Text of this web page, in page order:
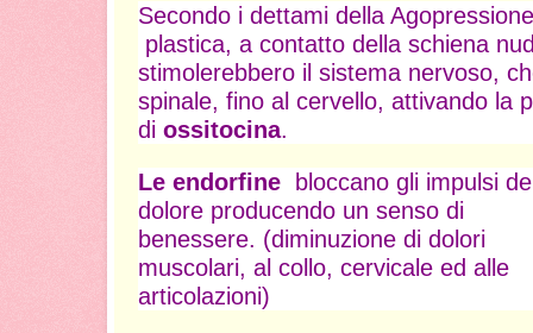
Secondo i dettami della
plastica, a contatto della schiena
stimolerebbero il sistema nervoso,
spinale, fino al cervello, attivando la
di ossitocina.
Le endorfine bloccano gli impulsi
dolore producendo un senso di
benessere. (diminuzione di dolori
muscolari, al collo, cervicale ed alle
articolazioni)